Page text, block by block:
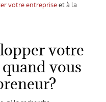
votre entrepriseet à la
votre
vous